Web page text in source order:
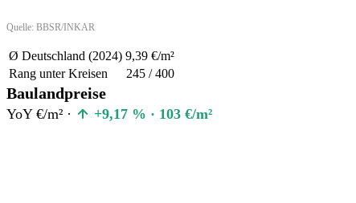
Quelle: BBSR/INKAR
Ø Deutschland (2024) 9,39 €/m²
Rang unter Kreisen
245 / 400
Baulandpreise
YoY €/m² · +9,17 % · 103 €/m²